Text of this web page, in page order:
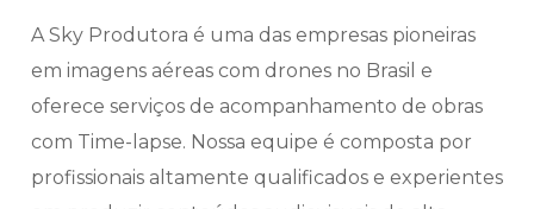
A Sky Produtora é uma das empresas pioneiras
em imagens aéreas com drones no Brasil e
oferece serviços de acompanhamento de obras
com Time-lapse. Nossa equipe é composta por
profissionais altamente qualificados e experientes